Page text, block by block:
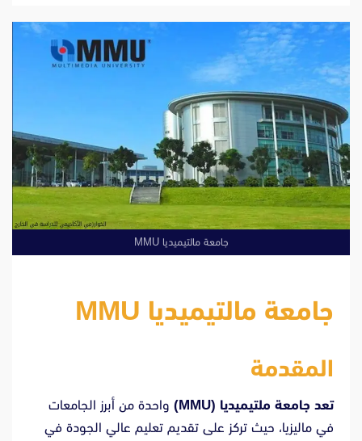
جامعة مالتيميديا ​​MMU
جامعة مالتيميديا ​​MMU
المقدمة
تعد جامعة ملتيميديا (MMU)
واحدة من أبرز الجامعات
في ماليزيا، حيث تركز على تقديم تعليم عالي الجودة في